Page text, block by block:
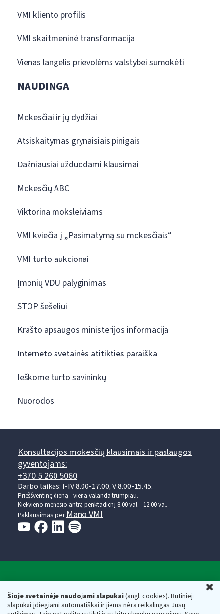
Šioje svetainėje naudojami slapukai(angl. cookies). Būtinieji
slapukai įdiegiami automatiškai ir jiems nėra reikalingas Jūsų
VMI kliento profilis
VMI skaitmeninė transformacija
Vienas langelis prievolėms valstybei sumokėti
NAUDINGA
Mokesčiai ir jų dydžiai
Atsiskaitymas grynaisiais pinigais
Dažniausiai užduodami klausimai
Mokesčių ABC
Viktorina moksleiviams
VMI kviečia į „Pasimatymą su mokesčiais“
VMI turto aukcionai
Įmonių VDU palyginimas
STOP šešėliui
Krašto apsaugos ministerijos informacija
Interneto svetainės atitikties paraiška
Ieškome turto savininkų
Nuorodos
Konsultacijos mokesčių klausimais ir paslaugos
gyventojams:
+370 5 260 5060
Darbo laikas: I-IV 8.00-17.00, V 8.00-15.45.
Prieššventinę dieną - viena valanda trumpiau.
Kiekvieno mėnesio antrą penktadienį 8.00 val. - 12.00 val.
Paklausimas per Mano VMI
Respublikos finansų ministerijos